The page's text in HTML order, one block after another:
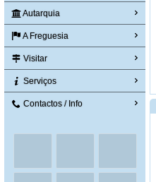
Autarquia
A Freguesia
Visitar
Serviços
Contactos / Info